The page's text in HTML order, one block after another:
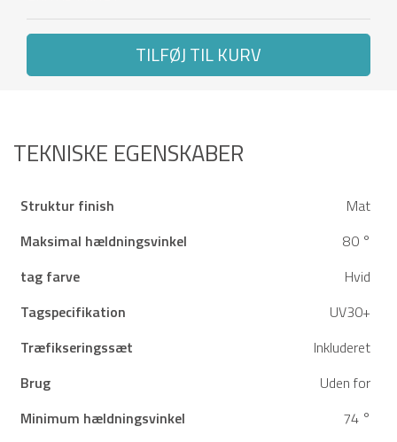
TILFØJ TIL KURV
TEKNISKE EGENSKABER
Struktur finish
Mat
Maksimal hældningsvinkel
80 °
tag farve
Hvid
Tagspecifikation
UV30+
Træfikseringssæt
Inkluderet
Brug
Uden for
Minimum hældningsvinkel
74 °